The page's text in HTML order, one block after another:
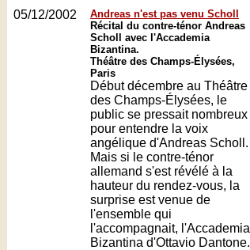
05/12/2002
Andreas n'est pas venu Scholl
Récital du contre-ténor Andreas
Scholl avec l'Accademia
Bizantina.
Théâtre des Champs-Élysées,
Paris
Début décembre au Théâtre
des Champs-Élysées, le
public se pressait nombreux
pour entendre la voix
angélique d'Andreas Scholl.
Mais si le contre-ténor
allemand s'est révélé à la
hauteur du rendez-vous, la
surprise est venue de
l'ensemble qui
l'accompagnait, l'Accademia
Bizantina d'Ottavio Dantone.